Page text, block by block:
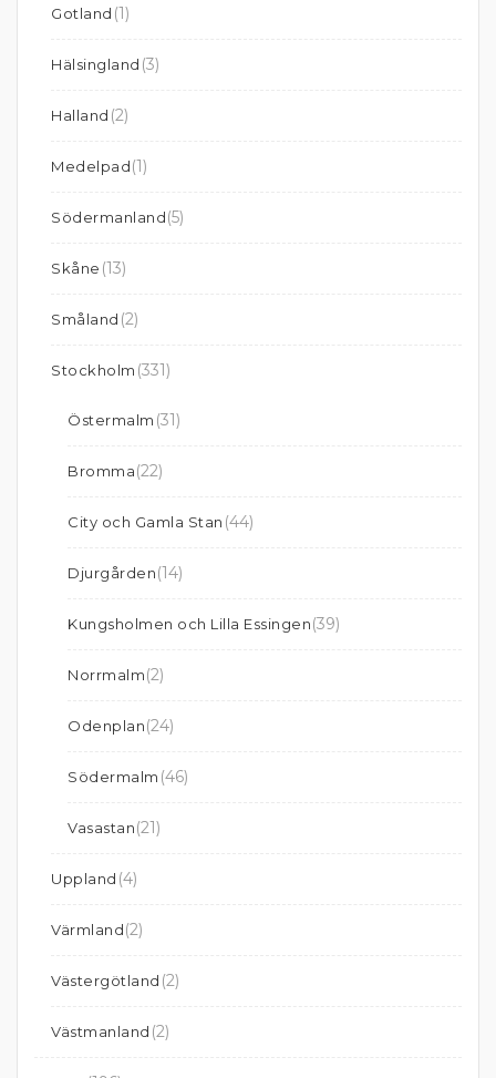
Gotland (1)
Hälsingland (3)
Halland (2)
Medelpad(1)
Södermanland(5)
Skåne (13)
Småland (2)
Stockholm (331)
Östermalm (31)
Bromma(22)
City och Gamla Stan (44)
Djurgården(14)
Kungsholmen och Lilla Essingen(39)
Norrmalm(2)
Odenplan(24)
Södermalm (46)
Vasastan(21)
Uppland (4)
Värmland(2)
Västergötland (2)
Västmanland (2)